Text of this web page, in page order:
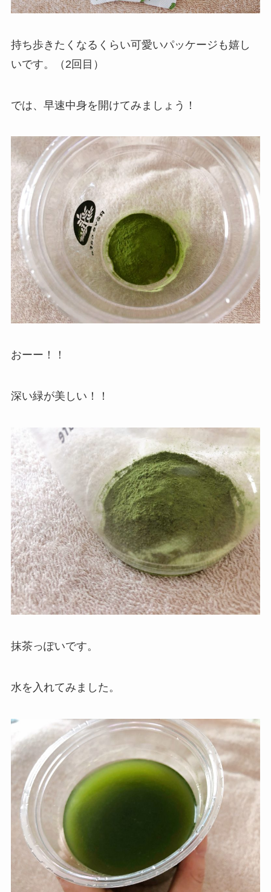
持ち歩きたくなるくらい可愛いパッケージも嬉し
いです。（2回目）
では、早速中身を開けてみましょう！
おーー！！
深い緑が美しい！！
抹茶っぽいです。
水を入れてみました。